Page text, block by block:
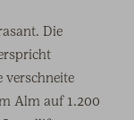
Die
verschneite
Alm auf 1.200